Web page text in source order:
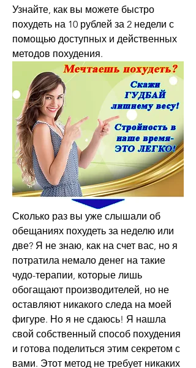
Узнайте, как вы можете быстро
похудеть на 10 рублей за 2 недели с
помощью доступных и действенных
методов похудения.
Сколько раз вы уже слышали об
обещаниях похудеть за неделю или
две? Я не знаю, как на счет вас, но я
потратила немало денег на такие
чудо-терапии, которые лишь
обогащают производителей, но не
оставляют никакого следа на моей
фигуре. Но я не сдаюсь! Я нашла
свой собственный способ похудения
и готова поделиться этим секретом с
вами. Этот метод не требует никаких